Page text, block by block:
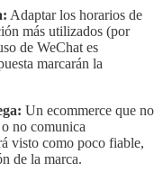
Adaptar los horarios de
más utilizados (por
de WeChat es
marcarán la
Un ecommerce que no
no comunica
visto como poco fiable,
de la marca.